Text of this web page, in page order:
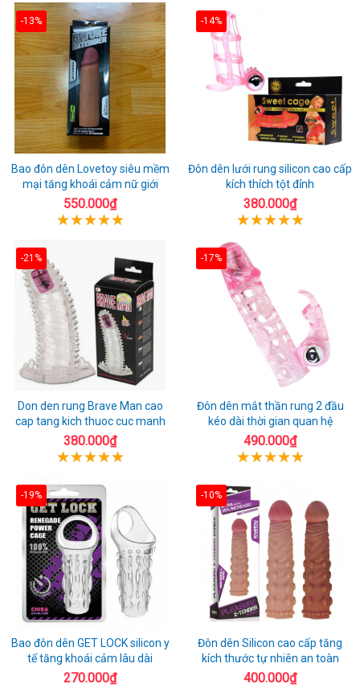
-13%
Bao đôn dên Lovetoy siêu mềm
mại tăng khoái cảm nữ giới
550.000₫
-14%
Đôn dên lưới rung silicon cao cấp
kích thích tột đỉnh
380.000₫
-21%
Don den rung Brave Man cao
cap tang kich thuoc cuc manh
380.000₫
-17%
Đôn dên mắt thần rung 2 đầu
kéo dài thời gian quan hệ
490.000₫
-19%
Bao đôn dên GET LOCK silicon y
tế tăng khoái cảm lâu dài
270.000₫
-10%
Đôn dên Silicon cao cấp tăng
kích thước tự nhiên an toàn
400.000₫